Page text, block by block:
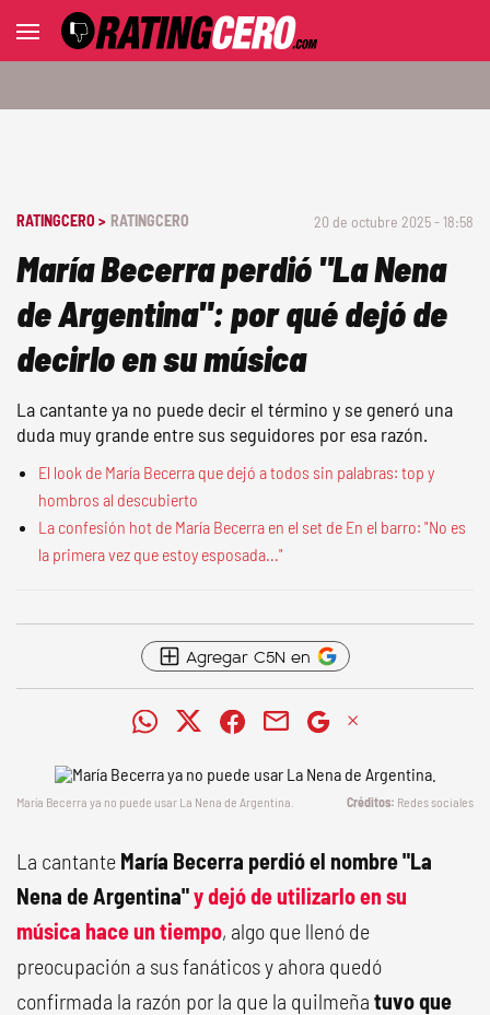
RATINGCERO > RATINGCERO 20 de octubre 2025 - 18:58
María Becerra perdió "La Nena
de Argentina": por qué dejó de
decirlo en su música
La cantante ya no puede decir el término y se generó una
duda muy grande entre sus seguidores por esa razón.
El look de María Becerra que dejó a todos sin palabras: top y
hombros al descubierto
La confesión hot de María Becerra en el set de En el barro: "No es
la primera vez que estoy esposada..."
Agregar C5N en
María Becerra ya no puede usar La Nena de Argentina. Redes sociales
La cantante María Becerra perdió el nombre "La
Nena de Argentina"y dejó de utilizarlo en su
música hace un tiempo, algo que llenó de
preocupación a sus fanáticos y ahora quedó
confirmada la razón por la que la quilmeña tuvo que